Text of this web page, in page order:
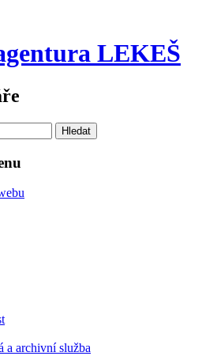
LEKEŠ
a archivní služba